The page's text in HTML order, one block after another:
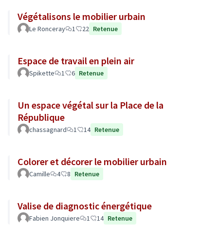
Végétalisons le mobilier urbain
Le Ronceray 1 22 Retenue
Espace de travail en plein air
Spikette 1 6 Retenue
Un espace végétal sur la Place de la
République
chassagnard 1 14 Retenue
Colorer et décorer le mobilier urbain
Camille 4 8 Retenue
Valise de diagnostic énergétique
Fabien Jonquiere 1 14 Retenue